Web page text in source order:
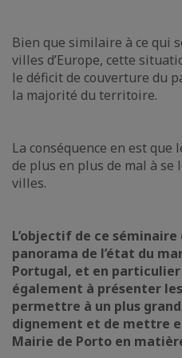
Bien que similaire à ce qui
villes d’Europe, cette
le déficit de couverture du
la majorité du territoire.
La conséquence en est
de plus en plus de mal à se
villes.
L’objectif de ce
panorama de l’état du
Portugal, et en
également à présenter
permettre à un plus
dignement et de mettre
Mairie de Porto en